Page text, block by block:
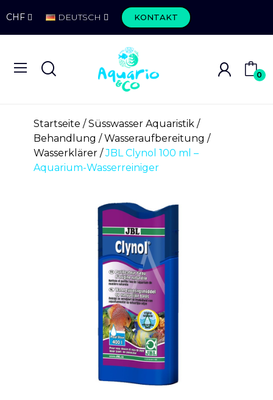
CHF DEUTSCH KONTAKT
0
Startseite
Süsswasser Aquaristik
Behandlung
Wasseraufbereitung
Wasserklärer
JBL Clynol 100 ml –
Aquarium-Wasserreiniger